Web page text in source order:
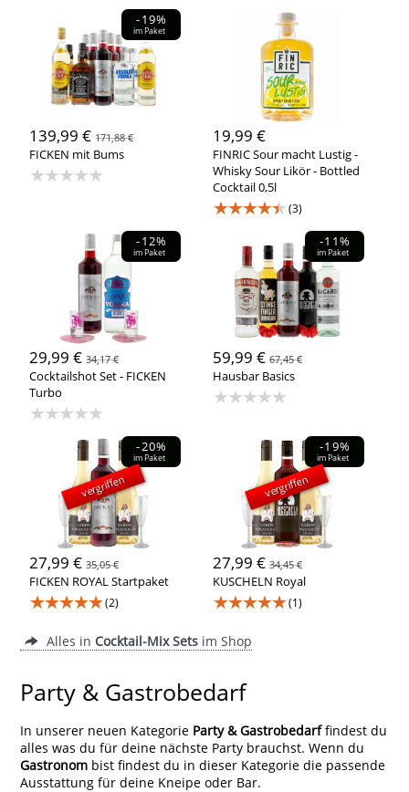
-19%
im Paket
139,99 €171,88 €
FICKEN mit Bums
★★★★★
19,99 €
FINRIC Sour macht Lustig -
Whisky Sour Likör - Bottled
Cocktail 0,5l
★★★★★(3)
-12%
im Paket
29,99 €34,17 €
Cocktailshot Set - FICKEN
Turbo
★★★★★
-11%
im Paket
59,99 € 67,45 €
Hausbar Basics
★★★★★
-20%
im Paket
vergriffen
27,99 €35,05 €
FICKEN ROYAL Startpaket
★★★★★(2)
-19%
im Paket
vergriffen
27,99 € 34,45 €
KUSCHELN Royal
★★★★★(1)
Alles in Cocktail-Mix Sets im Shop
Party & Gastrobedarf
In unserer neuen Kategorie Party & Gastrobedarffindest du
alles was du für deine nächste Party brauchst. Wenn du
Gastronom bist findest du in dieser Kategorie die passende
Ausstattung für deine Kneipe oder Bar.